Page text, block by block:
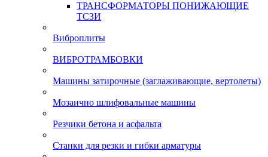
ТРАНСФОРМАТОРЫ ПОНИЖАЮЩИЕ
ТСЗИ
Виброплиты
ВИБРОТРАМБОВКИ
Машины затирочные (заглаживающие, вертолеты)
Мозаично шлифовальные машины
Резчики бетона и асфальта
Станки для резки и гибки арматуры